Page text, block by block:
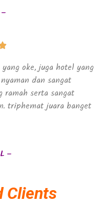
oke, juga hotel yang
dan sangat
ramah serta sangat
triphemat juara banget
–
Clients